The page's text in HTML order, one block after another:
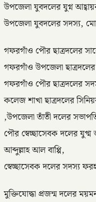
উপজেলা যুবদলের যুগ্ন
উপজেলা যুবদলের সদস্য,
গফরগাঁও পৌর ছাত্রদলের
গফরগাঁও উপজেলা
গফরগাঁও পৌর ছাত্রদলের
কলেজ শাখা ছাত্রদলের
,উপজেলা তাঁতী দলের
পৌর স্বেচ্ছাসেবক দলের যুগ্ম
আব্দুল্লাহ আল বাপ্পি,
স্বেচ্ছাসেবক দলের সদস্য
মুক্তিযোদ্ধা প্রজন্ম দলের